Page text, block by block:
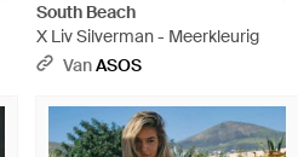
South Beach
X Liv Silverman - Meerkleurig
VanASOS